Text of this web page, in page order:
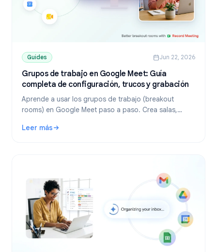
Guides Jun 22, 2026
Grupos de trabajo en Google Meet: Guía
completa de configuración, trucos y grabación
Aprende a usar los grupos de trabajo (breakout
rooms) en Google Meet paso a paso. Crea salas,
sesiones para tu equipo.
Leer más
: Grupos de trabajo en Google Meet: Guía completa de